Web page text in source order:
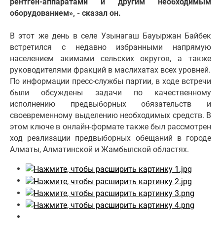
оборудованием», - сказал он.
В этот же день в селе Узынагаш Бауыржан Байбек
встретился с недавно избранными напрямую
населением акимами сельских округов, а также
руководителями фракций в маслихатах всех уровней.
По информации пресс-службы партии, в ходе встречи
были обсуждены задачи по качественному
исполнению предвыборных обязательств и
своевременному выделению необходимых средств. В
этом ключе в онлайн-формате также был рассмотрен
ход реализации предвыборных обещаний в городе
Алматы, Алматинской и Жамбылской областях.